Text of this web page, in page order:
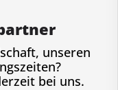
unseren
bei uns.